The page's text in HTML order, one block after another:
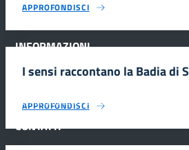
APPROFONDISCI
I sensi raccontano la Badia di
APPROFONDISCI
INFORMAZIONI
#SmartEducationUnescoSicilia - cinque
CONTATTI